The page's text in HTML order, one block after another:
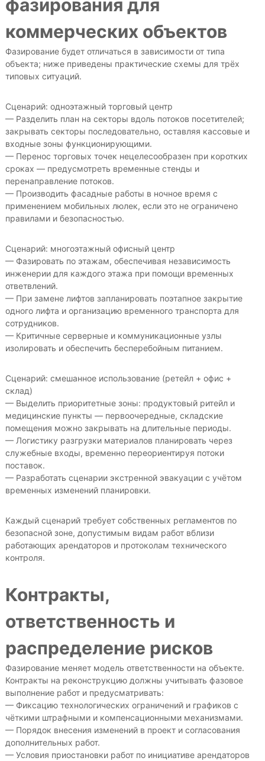
фазирования для
коммерческих объектов
Фазирование будет отличаться в зависимости от типа
объекта; ниже приведены практические схемы для трёх
типовых ситуаций.
Сценарий: одноэтажный торговый центр
— Разделить план на секторы вдоль потоков посетителей;
закрывать секторы последовательно, оставляя кассовые и
входные зоны функционирующими.
— Перенос торговых точек нецелесообразен при коротких
сроках — предусмотреть временные стенды и
перенаправление потоков.
— Производить фасадные работы в ночное время с
применением мобильных люлек, если это не ограничено
правилами и безопасностью.
Сценарий: многоэтажный офисный центр
— Фазировать по этажам, обеспечивая независимость
инженерии для каждого этажа при помощи временных
ответвлений.
— При замене лифтов запланировать поэтапное закрытие
одного лифта и организацию временного транспорта для
сотрудников.
— Критичные серверные и коммуникационные узлы
изолировать и обеспечить бесперебойным питанием.
Сценарий: смешанное использование (ретейл + офис +
склад)
— Выделить приоритетные зоны: продуктовый ритейл и
медицинские пункты — первоочередные, складские
помещения можно закрывать на длительные периоды.
— Логистику разгрузки материалов планировать через
служебные входы, временно переориентируя потоки
поставок.
— Разработать сценарии экстренной эвакуации с учётом
временных изменений планировки.
Каждый сценарий требует собственных регламентов по
безопасной зоне, допустимым видам работ вблизи
работающих арендаторов и протоколам технического
контроля.
Контракты,
ответственность и
распределение рисков
Фазирование меняет модель ответственности на объекте.
Контракты на реконструкцию должны учитывать фазовое
выполнение работ и предусматривать:
— Фиксацию технологических ограничений и графиков с
чёткими штрафными и компенсационными механизмами.
— Порядок внесения изменений в проект и согласования
дополнительных работ.
— Условия приостановки работ по инициативе арендаторов